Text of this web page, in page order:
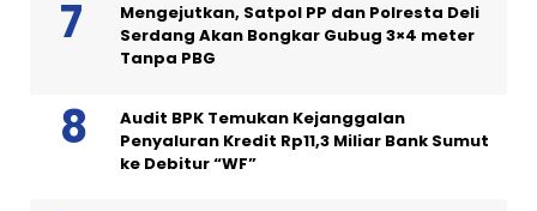
Mengejutkan, Satpol PP dan Polresta Deli
Serdang Akan Bongkar Gubug 3×4 meter
Tanpa PBG
Audit BPK Temukan Kejanggalan
Penyaluran Kredit Rp11,3 Miliar Bank Sumut
ke Debitur “WF”